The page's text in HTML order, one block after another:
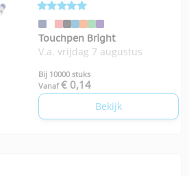
Touchpen Bright
V.a. vrijdag 7 augustus
Bij 10000 stuks
Vanaf € 0,14
Bekijk